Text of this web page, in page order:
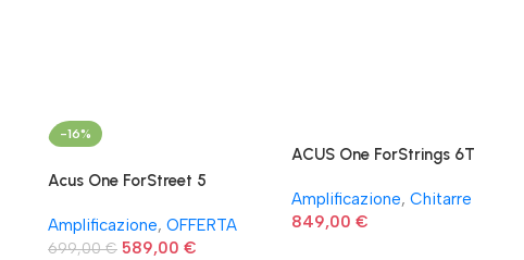
-16%
Acus One ForStreet 5
Amplificazione, OFFERTA
699,00€ 589,00 €
ACUS One ForStrings 6T
Amplificazione, Chitarre
849,00 €